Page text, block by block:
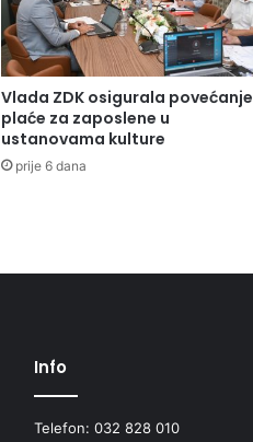
Vlada ZDK osigurala povećanje
plaće za zaposlene u
ustanovama kulture
prije 6 dana
Info
Telefon: 032 828 010